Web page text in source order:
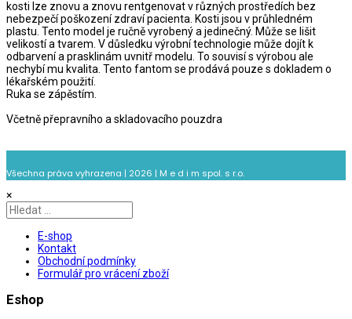
kosti lze znovu a znovu rentgenovat v různých prostředích bez
nebezpečí poškození zdraví pacienta. Kosti jsou v průhledném
plastu. Tento model je ručně vyrobený a jedinečný. Může se lišit
velikostí a tvarem. V důsledku výrobní technologie může dojít k
odbarvení a prasklinám uvnitř modelu. To souvisí s výrobou ale
nechybí mu kvalita. Tento fantom se prodává pouze s dokladem o
lékařském použití.
Ruka se zápěstím.
Včetně přepravního a skladovacího pouzdra
Všechna práva vyhrazena | 2026 | M e d i m spol. s r.o.
×
E-shop
Kontakt
Obchodní podmínky
Formulář pro vrácení zboží
Eshop